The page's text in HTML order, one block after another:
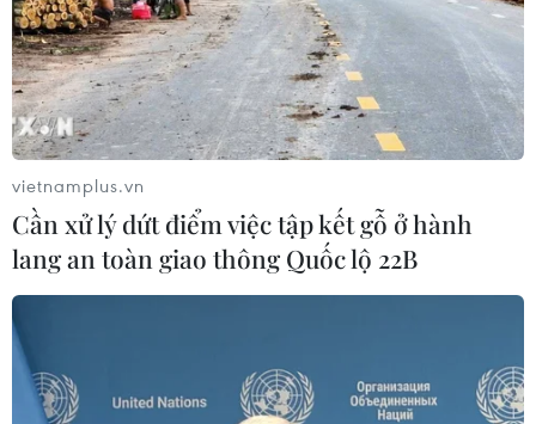
đặc biệt tiến hành, Trung tướng Lee Seung-oh, Cục
trưởng Tác chiến JCS, đã bị tạm ngừng nhiệm vụ từ
ngày 14/8 trong khi chờ quyết định đình chỉ.
vietnamplus.vn
Cần xử lý dứt điểm việc tập kết gỗ ở hành
lang an toàn giao thông Quốc lộ 22B